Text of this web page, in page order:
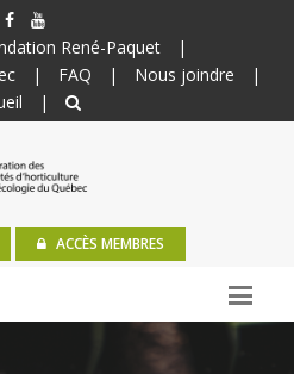
René-Paquet
|
| FAQ | Nous joindre
|
|
ACCÈS MEMBRES